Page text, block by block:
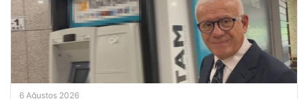
6 Ağustos 2026